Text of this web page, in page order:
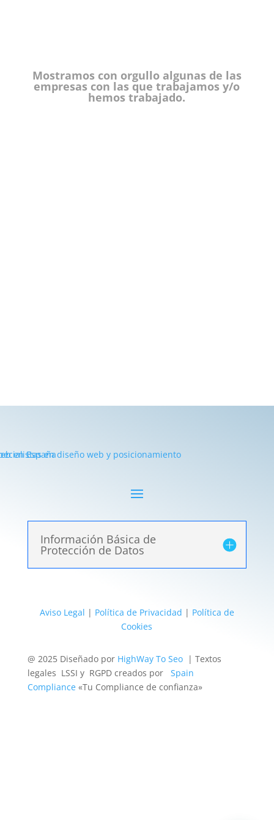
Mostramos con orgullo algunas de las
empresas con las que trabajamos y/o
hemos trabajado.
Información Básica de
Protección de Datos
Aviso Legal | Política de Privacidad | Política de
Cookies
@ 2025 Diseñado por HighWay To Seo| Textos
legales LSSI y RGPD creados por Spain
Compliance«Tu Compliance de confianza»